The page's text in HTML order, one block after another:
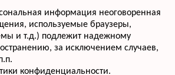
информация неоговоренная
используемые браузеры,
и т.д.) подлежит надежному
за исключением случаев,
конфиденциальности.